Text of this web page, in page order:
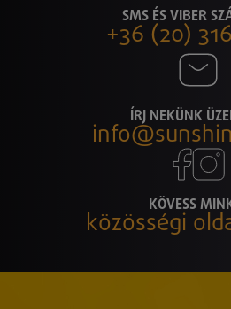
SMS ÉS VIBER
+36 (20)
ÍRJ NEKÜNK
KÖVESS
közösségi